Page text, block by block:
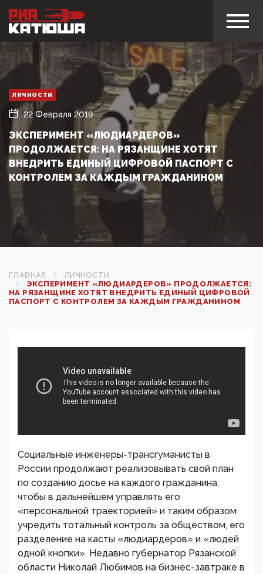
ЛИЧНОСТИ
22 Февраля 2019
ЭКСПЕРИМЕНТ «ЛЮДИАРДЕРОВ»
ПРОДОЛЖАЕТСЯ: НА РЯЗАНЩИНЕ ХОТЯТ
ВНЕДРИТЬ ЕДИНЫЙ ЦИФРОВОЙ ПАСПОРТ С
КОНТРОЛЕМ ЗА КАЖДЫМ ГРАЖДАНИНОМ
ГЛАВНАЯ
ЛИЧНОСТИ
ЭКСПЕРИМЕНТ «ЛЮДИАРДЕРОВ» ПРОДОЛЖАЕТСЯ:
НА РЯЗАНЩИНЕ ХОТЯТ ВНЕДРИТЬ ЕДИНЫЙ ЦИФРОВОЙ
ПАСПОРТ С КОНТРОЛЕМ ЗА КАЖДЫМ ГРАЖДАНИНОМ
Социальные инженеры-трансгуманисты в
России продолжают реализовывать свой план
по созданию досье на каждого гражданина,
чтобы в дальнейшем управлять его
«персональной траекторией» и таким образом
учредить тотальный контроль за обществом, его
разделение на касты «людиардеров» и «людей
одной кнопки». Недавно губернатор Рязанской
области Николай Любимов на бизнес-завтраке в